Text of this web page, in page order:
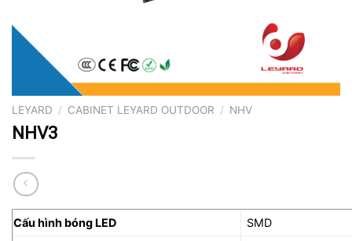
LEYARD / CABINET LEYARD OUTDOOR / NHV
NHV3
Cấu hình bóng LED
SMD